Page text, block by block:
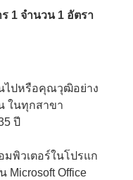
1 จำนวน 1 อัตรา
ไปหรือคุณวุฒิอย่าง
ในทุกสาขา
ปี
พิวเตอร์ในโปรแก
Microsoft Office